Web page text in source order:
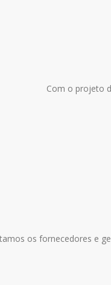
Com o projeto
os fornecedores e